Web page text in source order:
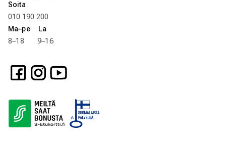
Soita
010 190 200
Ma–pe La
8–18 9–16